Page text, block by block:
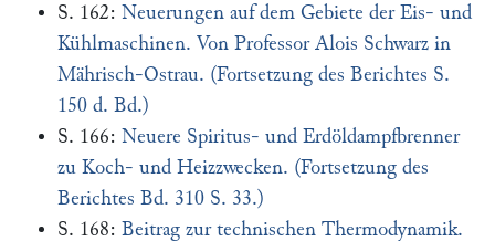
S. 162: Neuerungen auf dem Gebiete der Eis- und
Kühlmaschinen. Von Professor Alois Schwarz in
Mährisch-Ostrau. (Fortsetzung des Berichtes S.
150 d. Bd.)
S. 166: Neuere Spiritus- und Erdöldampfbrenner
zu Koch- und Heizzwecken. (Fortsetzung des
Berichtes Bd. 310 S. 33.)
S. 168: Beitrag zur technischen Thermodynamik.